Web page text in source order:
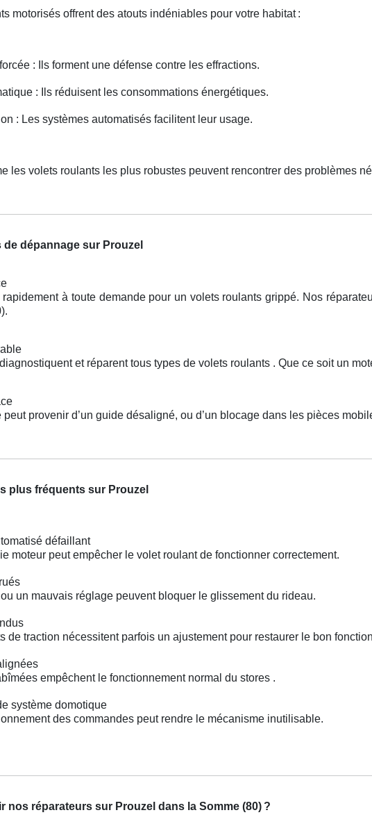
motorisés offrent des atouts indéniables pour votre habitat :
: Ils forment une défense contre les effractions.
: Ils réduisent les consommations énergétiques.
: Les systèmes automatisés facilitent leur usage.
les volets roulants les plus robustes peuvent rencontrer des problèmes
dépannage sur Prouzel
à toute demande pour un volets roulants grippé. Nos
et réparent tous types de volets roulants . Que ce soit un
peut provenir d’un guide désaligné, ou d’un blocage dans les pièces
plus fréquents sur Prouzel
défaillant
moteur peut empêcher le volet roulant de fonctionner correctement.
un mauvais réglage peuvent bloquer le glissement du rideau.
de traction nécessitent parfois un ajustement pour restaurer le bon
empêchent le fonctionnement normal du stores .
système domotique
des commandes peut rendre le mécanisme inutilisable.
nos réparateurs sur Prouzel dans la Somme (80) ?